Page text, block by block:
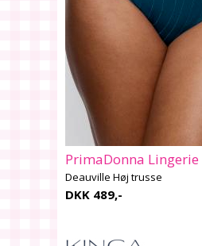
PrimaDonna Lingerie
Deauville Høj trusse
DKK 489,-